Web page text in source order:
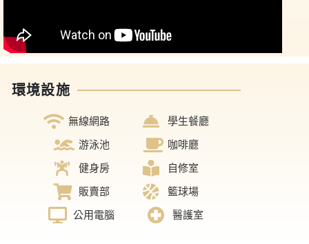
環境設施
無線網路
學生餐廳
游泳池
咖啡廳
健身房
自修室
販賣部
籃球場
公用電腦
醫護室